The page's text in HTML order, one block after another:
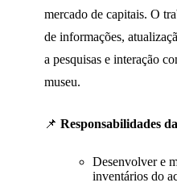
mercado de capitais. O
de informações,
a pesquisas e interação
museu.
📌 Responsabilidades
Desenvolver e
inventários do